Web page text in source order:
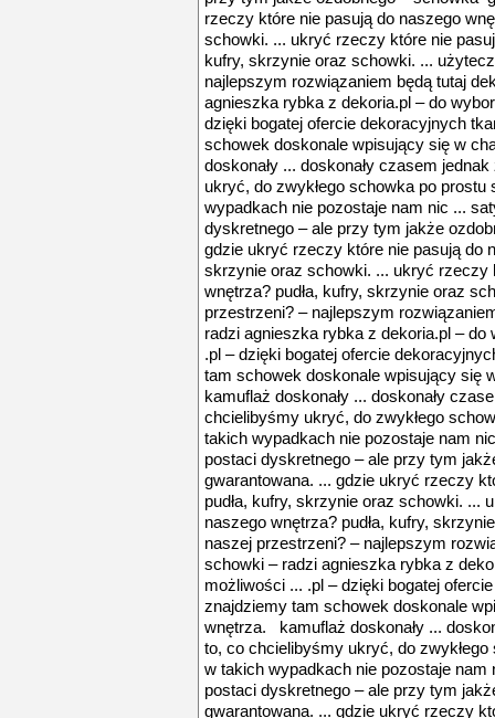
rzeczy które nie pasują do naszego
schowki. ... ukryć rzeczy które nie
kufry, skrzynie oraz schowki. ...
najlepszym rozwiązaniem będą tutaj
agnieszka rybka z dekoria.pl – do
dzięki bogatej ofercie dekoracyjnych
schowek doskonale wpisujący się w
doskonały ... doskonały czasem
ukryć, do zwykłego schowka po
wypadkach nie pozostaje nam nic ...
dyskretnego – ale przy tym jakże
gdzie ukryć rzeczy które nie pasują do
skrzynie oraz schowki. ... ukryć rzeczy
wnętrza? pudła, kufry, skrzynie oraz
przestrzeni? – najlepszym
radzi agnieszka rybka z dekoria.pl –
.pl – dzięki bogatej ofercie
tam schowek doskonale wpisujący się
kamuflaż doskonały ... doskonały
chcielibyśmy ukryć, do zwykłego
takich wypadkach nie pozostaje nam
postaci dyskretnego – ale przy tym
gwarantowana. ... gdzie ukryć rzeczy
pudła, kufry, skrzynie oraz schowki. ...
naszego wnętrza? pudła, kufry,
naszej przestrzeni? – najlepszym
schowki – radzi agnieszka rybka z
możliwości ... .pl – dzięki bogatej
znajdziemy tam schowek doskonale
wnętrza. kamuflaż doskonały ...
to, co chcielibyśmy ukryć, do
w takich wypadkach nie pozostaje
postaci dyskretnego – ale przy tym
gwarantowana. ... gdzie ukryć rzeczy